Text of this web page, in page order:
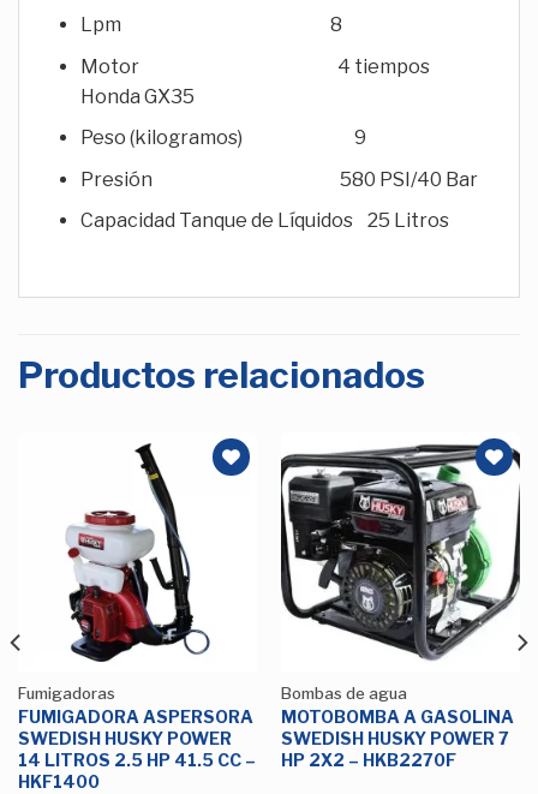
Lpm 8
Motor 4 tiempos
Honda GX35
Peso (kilogramos) 9
Presión 580 PSI/40 Bar
Capacidad Tanque de Líquidos 25 Litros
Productos relacionados
Fumigadoras
FUMIGADORA ASPERSORA
SWEDISH HUSKY POWER
14 LITROS 2.5 HP 41.5 CC –
HKF1400
Añadir
a la
Lista de
deseos
Bombas de agua
MOTOBOMBA A GASOLINA
SWEDISH HUSKY POWER 7
HP 2X2 – HKB2270F